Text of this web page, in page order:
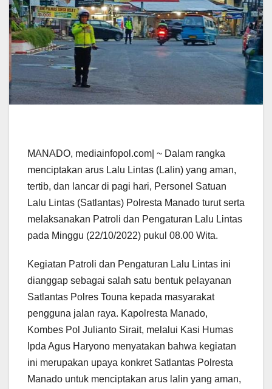
MANADO, mediainfopol.com| ~ Dalam rangka
menciptakan arus Lalu Lintas (Lalin) yang aman,
tertib, dan lancar di pagi hari, Personel Satuan
Lalu Lintas (Satlantas) Polresta Manado turut serta
melaksanakan Patroli dan Pengaturan Lalu Lintas
pada Minggu (22/10/2022) pukul 08.00 Wita.
Kegiatan Patroli dan Pengaturan Lalu Lintas ini
dianggap sebagai salah satu bentuk pelayanan
Satlantas Polres Touna kepada masyarakat
pengguna jalan raya. Kapolresta Manado,
Kombes Pol Julianto Sirait, melalui Kasi Humas
Ipda Agus Haryono menyatakan bahwa kegiatan
ini merupakan upaya konkret Satlantas Polresta
Manado untuk menciptakan arus lalin yang aman,